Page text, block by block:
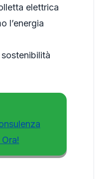
elettrica
l’energia